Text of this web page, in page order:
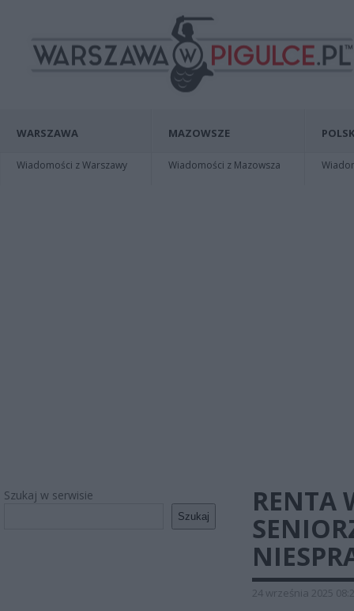
WARSZAWA
Wiadomości z Warszawy
MAZOWSZE
Wiadomości z Mazowsza
Szukaj w serwisie
Szukaj
RENTA
24 września 2025